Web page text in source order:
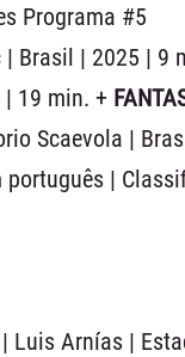
Programa #5
| Brasil | 2025 | 9
19 min. +
Scaevola |
português |
Luis Arnías |